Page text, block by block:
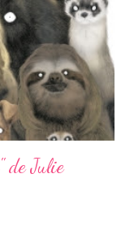
sur la magie et
suis plongée dans
de Julie